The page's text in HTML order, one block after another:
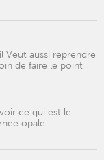
Veut aussi reprendre
de faire le point
ce qui est le
opale